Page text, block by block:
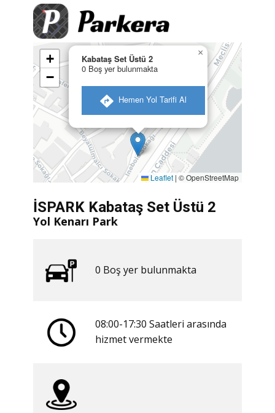
Kabataş Set Üstü 2
0 Boş yer bulunmakta
​ Hemen Yol Tarifi Al
×
+
−
Leaflet | © OpenStreetMap
İSPARK Kabataş Set Üstü 2
Yol Kenarı Park
0 ​​Boş yer bulunmakta
08:00-17:30 Saatleri arasında
​hizmet vermekte